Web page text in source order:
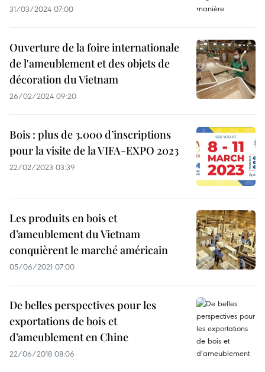
31/03/2024 07:00
Ouverture de la foire internationale
de l'ameublement et des objets de
décoration du Vietnam
26/02/2024 09:20
Bois : plus de 3.000 d’inscriptions
pour la visite de la VIFA-EXPO 2023
22/02/2023 03:39
Les produits en bois et
d’ameublement du Vietnam
conquièrent le marché américain
05/06/2021 07:00
De belles perspectives pour les
exportations de bois et
d’ameublement en Chine
22/06/2018 08:06